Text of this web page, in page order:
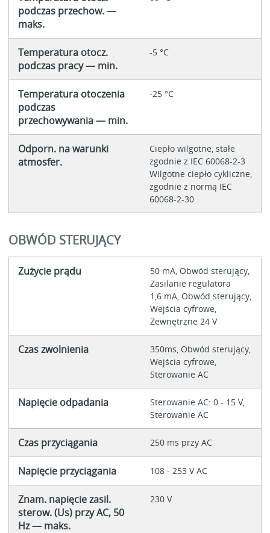
podczas przechow. —
maks.
Temperatura otocz.
podczas pracy — min.
-5 °C
Temperatura otoczenia
podczas
przechowywania — min.
-25 °C
Odporn. na warunki
atmosfer.
Ciepło wilgotne, stałe
zgodnie z IEC 60068-2-3
Wilgotne ciepło cykliczne,
zgodnie z normą IEC
60068-2-30
OBWÓD STERUJĄCY
Zużycie prądu
50 mA, Obwód sterujący,
Zasilanie regulatora
1,6 mA, Obwód sterujący,
Wejścia cyfrowe,
Zewnętrzne 24 V
Czas zwolnienia
350ms, Obwód sterujący,
Wejścia cyfrowe,
Sterowanie AC
Napięcie odpadania
Sterowanie AC: 0 - 15 V,
Sterowanie AC
Czas przyciągania 250 ms przy AC
Napięcie przyciągania 108 - 253 V AC
Znam. napięcie zasil.
sterow. (Us) przy AC, 50
Hz — maks.
230 V